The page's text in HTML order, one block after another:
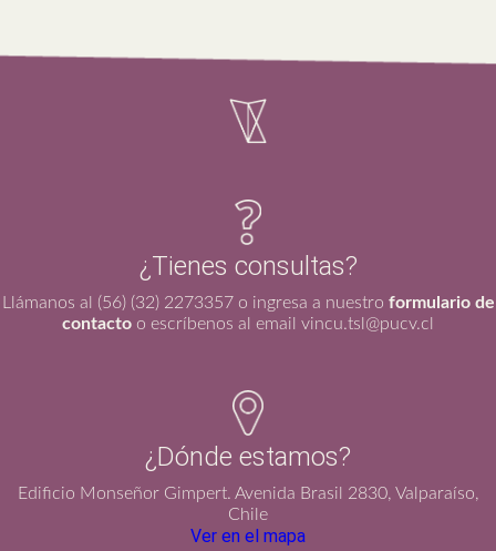
¿Tienes consultas?
Llámanos al (56) (32) 2273357 o ingresa a nuestro formulario de
contacto o escríbenos al email vincu.tsl@pucv.cl
¿Dónde estamos?
Edificio Monseñor Gimpert. Avenida Brasil 2830, Valparaíso,
Chile
Ver en el mapa